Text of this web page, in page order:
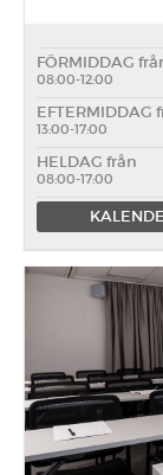
FÖRMIDDAG
08:00-12:00
EFTERMIDDAG
13:00-17:00
HELDAG från
08:00-17:00